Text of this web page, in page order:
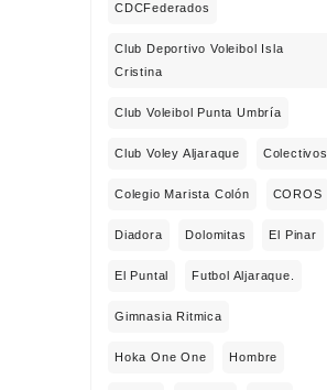
CDCFederados
Club Deportivo Voleibol Isla
Cristina
Club Voleibol Punta Umbría
Club Voley Aljaraque Colectivos
Colegio Marista Colón COROS
Diadora Dolomitas El Pinar
El Puntal Futbol Aljaraque.
Gimnasia Ritmica
Hoka One One Hombre